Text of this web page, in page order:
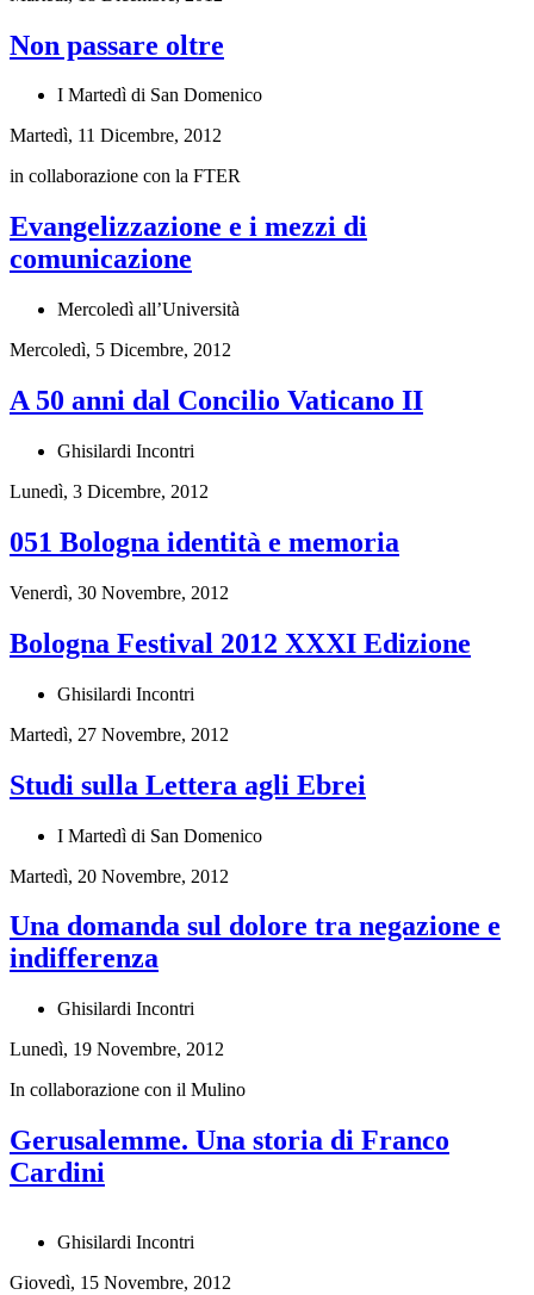
Non passare oltre
I Martedì di San Domenico
Martedì, 11 Dicembre, 2012
in collaborazione con la FTER
Evangelizzazione e i mezzi di
comunicazione
Mercoledì all’Università
Mercoledì, 5 Dicembre, 2012
A 50 anni dal Concilio Vaticano II
Ghisilardi Incontri
Lunedì, 3 Dicembre, 2012
051 Bologna identità e memoria
Venerdì, 30 Novembre, 2012
Bologna Festival 2012 XXXI Edizione
Ghisilardi Incontri
Martedì, 27 Novembre, 2012
Studi sulla Lettera agli Ebrei
I Martedì di San Domenico
Martedì, 20 Novembre, 2012
Una domanda sul dolore tra negazione e
indifferenza
Ghisilardi Incontri
Lunedì, 19 Novembre, 2012
In collaborazione con il Mulino
Gerusalemme. Una storia di Franco
Cardini
Ghisilardi Incontri
Giovedì, 15 Novembre, 2012